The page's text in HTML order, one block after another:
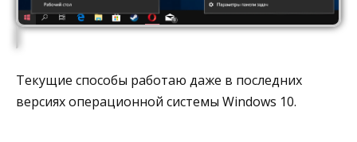
Текущие способы работаю даже в последних
версиях операционной системы Windows 10.